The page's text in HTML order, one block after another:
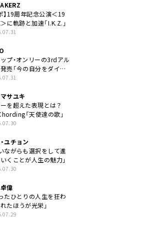
】19周年記念公演＜19
に軌跡と加速「I.K.Z.」
プ・オンリーの3rdアル
売「今の自分をダイレ
」
サユキ
を超えた表現とは？
「天使達の歌」
ユチョン
ながらも選択をして進
くことが人生の魅力」
偉
たひとりの人生を狂わ
たほうが光栄」